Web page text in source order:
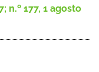
n.º 177, 1 agosto